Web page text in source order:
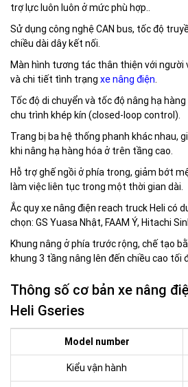
trợ lực luôn luôn ở mức phù hợp..
Sử dụng công nghệ CAN bus, tốc độ
chiều dài dây kết nối.
Màn hình tương tác thân thiện với người
và chi tiết tình trạng xe nâng điện.
Tốc độ di chuyển và tốc độ nâng hạ
chu trình khép kín (closed-loop control).
Trang bị ba hệ thống phanh khác nhau,
khi nâng hạ hàng hóa ở trên tầng cao.
Hỗ trợ ghế ngồi ở phía trong, giảm bớt
làm việc liên tục trong một thời gian dài.
Ắc quy xe nâng điện reach truck Heli có
chọn: GS Yuasa Nhật, FAAM Ý, Hitachi
Khung nâng ở phía trước rộng, chế tạo
khung 3 tầng nâng lên đến chiều cao tối
Thông số cơ bản xe nâng
Heli Gseries
Model number
Kiểu vận hành